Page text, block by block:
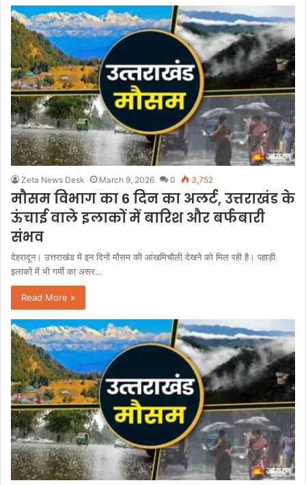
Zeta News Desk March 9, 2026 0 3,752
मौसम विभाग का 6 दिन का अलर्ट, उत्तराखंड के
ऊंचाई वाले इलाकों में बारिश और बर्फबारी
संभव
देहरादून। उत्तराखंड में इन दिनों मौसम की आंखमिचौली देखने को मिल रही है। पहाड़ी
इलाकों में भी गर्मी का असर…
Read More »